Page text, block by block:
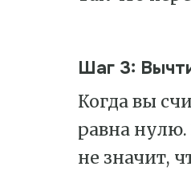
Шаг 3:
Когда вы
равна
не значит,